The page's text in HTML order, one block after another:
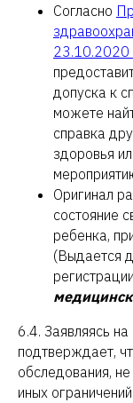
Согласно
допуска к
можете
справка
здоровья
Оригинал
состояние
ребенка,
(Выдается
6.4. Заявляясь
подтверждает,
обследования,
иных